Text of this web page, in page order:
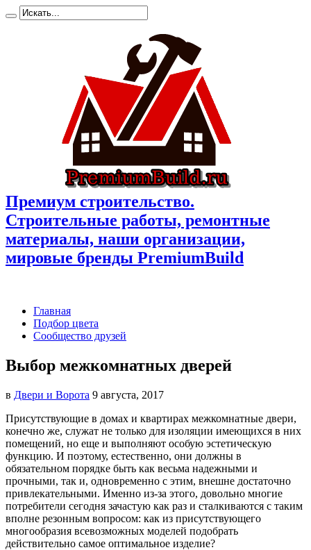
Премиум cтроительство.
Cтроительные работы, ремонтные
материалы, наши организации,
мировые бренды PremiumBuild
Главная
Подбор цвета
Сообщество друзей
Выбор межкомнатных дверей
в Двери и Ворота 9 августа, 2017
Присутствующие в домах и квартирах межкомнатные двери,
конечно же, служат не только для изоляции имеющихся в них
помещений, но еще и выполняют особую эстетическую
функцию. И поэтому, естественно, они должны в
обязательном порядке быть как весьма надежными и
прочными, так и, одновременно с этим, внешне достаточно
привлекательными. Именно из-за этого, довольно многие
потребители сегодня зачастую как раз и сталкиваются с таким
вполне резонным вопросом: как из присутствующего
многообразия всевозможных моделей подобрать
действительно самое оптимальное изделие?